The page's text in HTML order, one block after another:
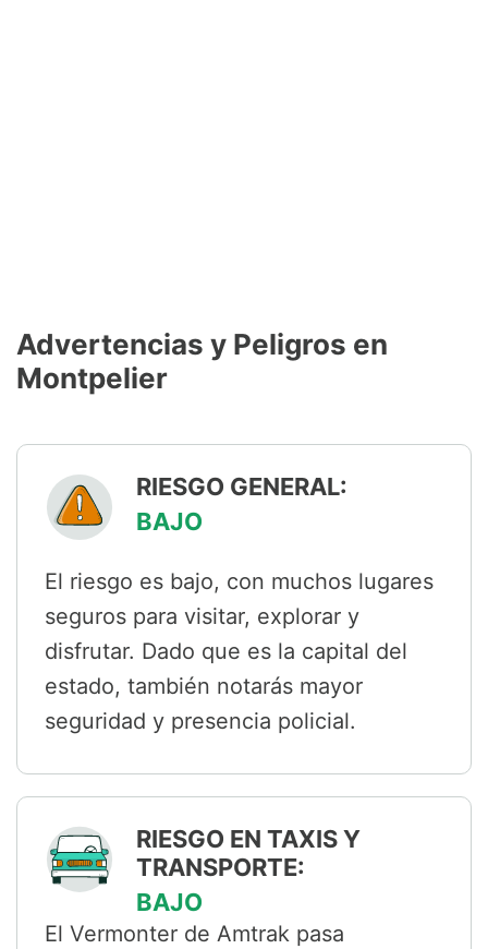
Advertencias y Peligros en
Montpelier
RIESGO GENERAL:
BAJO
El riesgo es bajo, con muchos lugares
seguros para visitar, explorar y
disfrutar. Dado que es la capital del
estado, también notarás mayor
seguridad y presencia policial.
RIESGO EN TAXIS Y
TRANSPORTE:
BAJO
El Vermonter de Amtrak pasa